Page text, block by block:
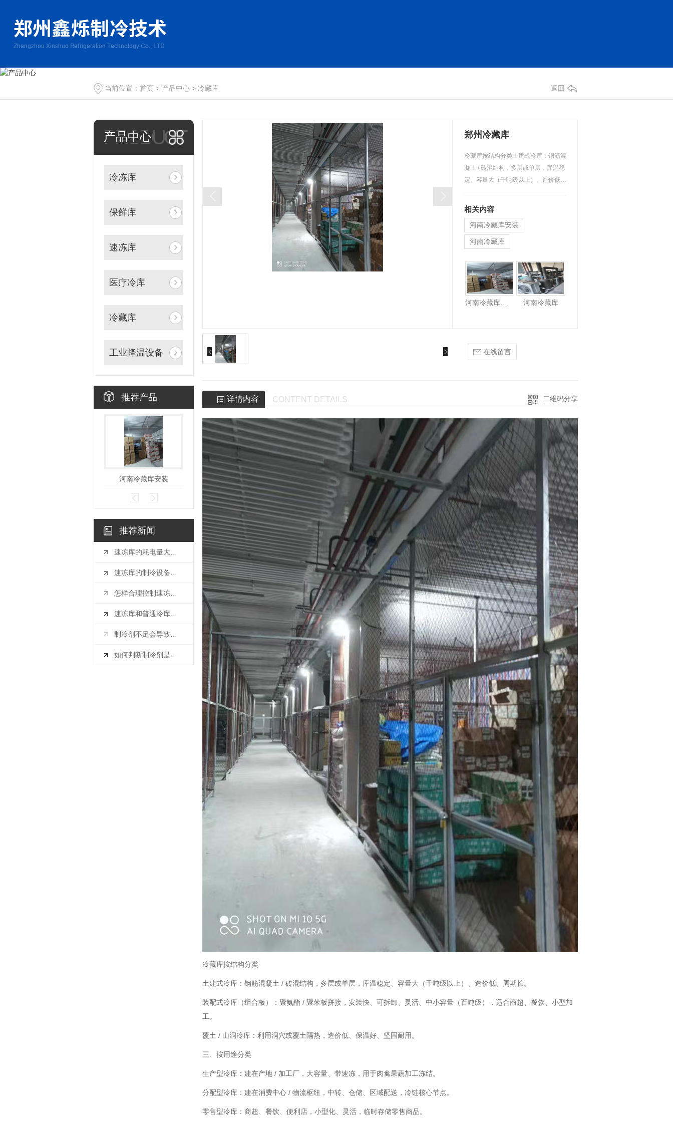
冷冻库 产品中心 工业降温设备 0371-60203063
当前位置： 首页 > 产品中心 > 冷藏库 返回
PRODUCT
产品中心
冷冻库
保鲜库
速冻库
医疗冷库
冷藏库
工业降温设备
推荐产品
河南冷藏库安装 河南冷藏库 郑州冷藏库安装 郑州冷藏库
推荐新闻
速冻库的耗电量大概是多少？
速冻库的制冷设备该如何选择和维护？
怎样合理控制速冻库的入库量以..冻结效果？
速冻库和普通冷库有什么核心区别？
制冷剂不足会导致冷库出现哪些 隐患？
如何判断制冷剂是否不足？
郑州冷藏库
冷藏库按结构分类土建式冷库：钢筋混
凝土 / 砖混结构，多层或单层，库温稳
定、容量大（千吨级以上）、造价低、
相关内容
河南冷藏库安装
河南冷藏库
河南冷藏库安装 河南冷藏库
在线留言
详情内容 CONTENT DETAILS 二维码分享
冷藏库按结构分类
土建式冷库：钢筋混凝土 / 砖混结构，多层或单层，库温稳定、容量大（千吨级以上）、造价低、周期长。
装配式冷库（组合板）：聚氨酯 / 聚苯板拼接，安装快、可拆卸、灵活、中小容量（百吨级），适合商超、餐饮、小型加
工。
覆土 / 山洞冷库：利用洞穴或覆土隔热，造价低、保温好、坚固耐用。
三、按用途分类
生产型冷库：建在产地 / 加工厂，大容量、带速冻，用于肉禽果蔬加工冻结。
分配型冷库：建在消费中心 / 物流枢纽，中转、仓储、区域配送，冷链核心节点。
零售型冷库：商超、餐饮、便利店，小型化、灵活，临时存储零售商品。